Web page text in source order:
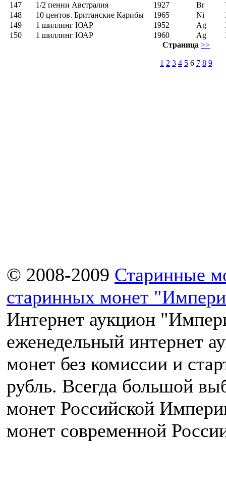
147
1/2 пенни Австралия 1927 Br
148
10 центов. Британские Карибы 1965 Ni
149
1 шиллинг ЮАР 1952 Ag
150
1 шиллинг ЮАР 1960 Ag
Страница >>
1 2 3 4 5 6 7 8 9
© 2008-2009 Старинные
старинных монет
Интернет аукцион
еженедельный интернет
монет без комиссии и
рубль. Всегда большой
монет Российской
монет современной